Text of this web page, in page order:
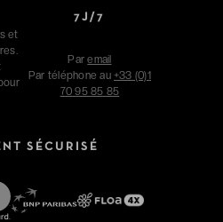
et
7J/7
Paremail
Par téléphone au +33 (0)1
70 95 85 85
SÉCURISÉ